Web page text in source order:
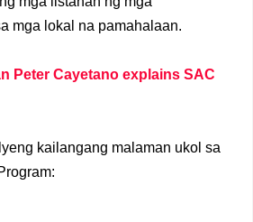
mga lokal na pamahalaan.
Peter Cayetano explains SAC
kailangang malaman ukol sa